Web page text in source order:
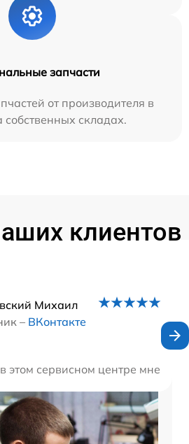
запчасти
от производителя в
складах.
клиентов
Михаил
– ВКонтакте
этом сервисном центре мне
мастера